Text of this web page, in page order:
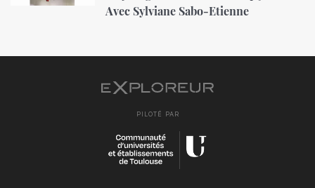
Avec Sylviane Sabo-Etienne
PILOTÉ PAR